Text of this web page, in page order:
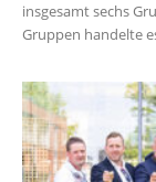
insgesamt sechs
Gruppen handelte